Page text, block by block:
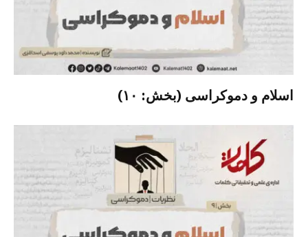
اسلام و دموکراسی (بخش: ۱۰)